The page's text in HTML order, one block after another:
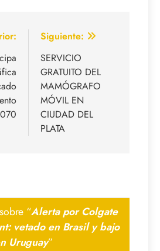
Siguiente:
SERVICIO
GRATUITO DEL
MAMÓGRAFO
MÓVIL EN
CIUDAD DEL
PLATA
“Alerta por Colgate
vetado en Brasil y bajo
Uruguay”